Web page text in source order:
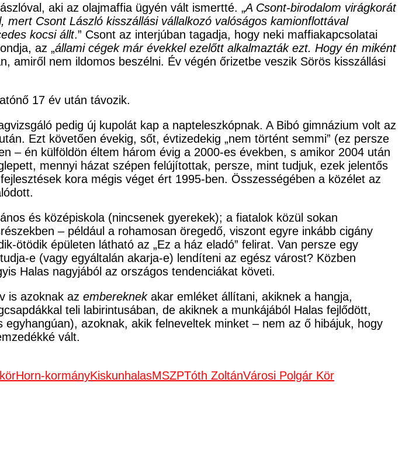
aki az olajmaffia ügyén vált ismertté. „A Csont-birodalom virágkorát
Csont László kisszállási vállalkozó valóságos kamionflottával
kocsi állt.” Csont az interjúban tagadja, hogy neki maffiakapcsolatai
az „állami cégek már évekkel ezelőtt alkalmazták ezt. Hogy én miként
amiről nem ildomos beszélni. Év végén őrizetbe veszik Sörös kisszállási
17 év után távozik.
pedig új kupolát kap a napteleszkópnak. A Bibó gimnázium volt az
Ezt követően évekig, sőt, évtizedekig „nem történt semmi” (ez persze
– én külföldön éltem három évig a 2000-es években, s amikor 2004 után
mennyi házat szépen felújítottak, persze, mint tudjuk, ezek jelentős
kora mégis véget ért 1995-ben. Összességében a közélet az
és középiskola (nincsenek gyerekek); a fiatalok közül sokan
– például a rohamosan öregedő, viszont egyre inkább cigány
ötödik épületen látható az „Ez a ház eladó” felirat. Van persze egy
e (vagy egyáltalán akarja-e) lendíteni az egész várost? Közben
Halas nagyjából az országos tendenciákat követi.
is azoknak az embereknekakar emléket állítani, akiknek a hangja,
teli labirintusában, de akiknek a munkájából Halas fejlődött,
azoknak, akik felneveltek minket – nem az ő hibájuk, hogy
vált.
Horn-kormányKiskunhalasMSZPTóth ZoltánVárosi Polgár Kör